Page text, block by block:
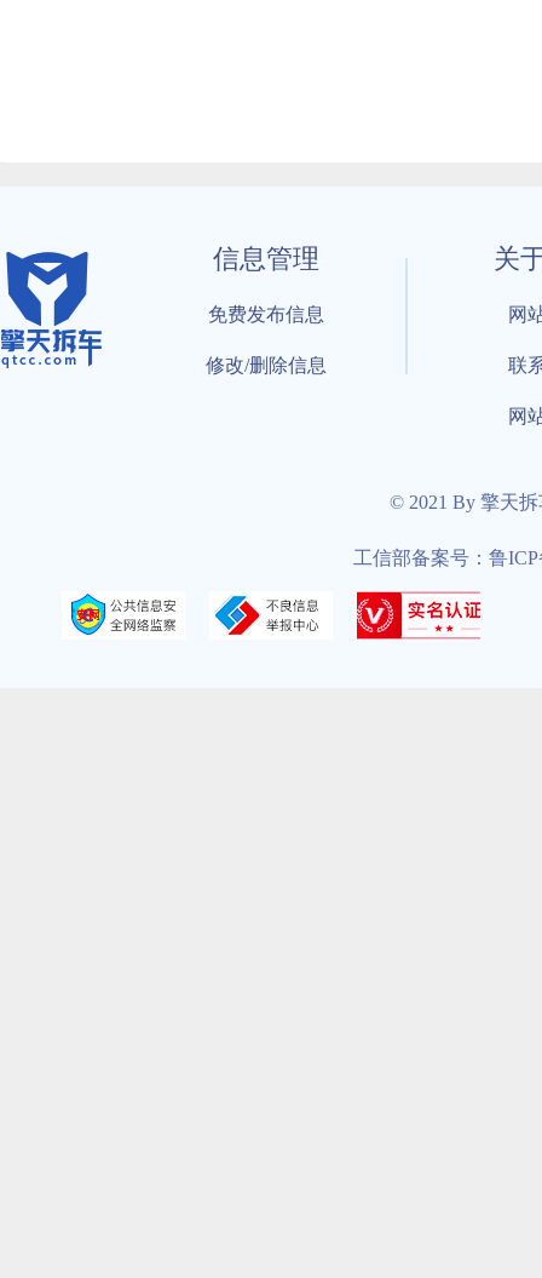
信息管理
免费发布信息
修改/删除信息
关
网
联
网
© 2021 By 擎天
工信部备案号：鲁